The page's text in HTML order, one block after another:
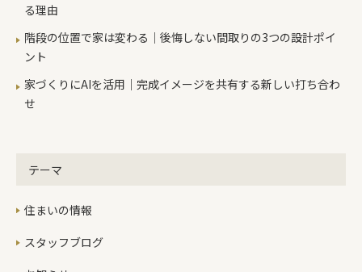
る理由
階段の位置で家は変わる｜後悔しない間取りの3つの設計ポイ
ント
家づくりにAIを活用｜完成イメージを共有する新しい打ち合わ
せ
テーマ
住まいの情報
スタッフブログ